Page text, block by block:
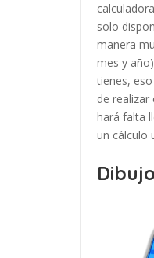
solo
manera
mes y
tienes,
de realizar
hará falta
un cálculo